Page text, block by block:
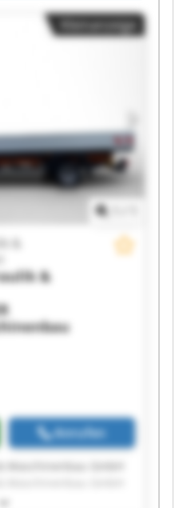
Kleinanzeige
&
&
Anrufen
Maschinenbau GmbH
Maschinenbau GmbH